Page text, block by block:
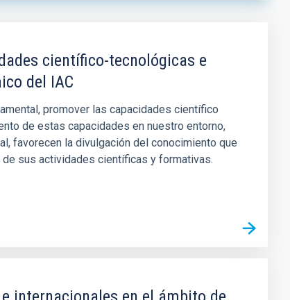
científico-tecnológicas e
del IAC
promover las capacidades científico
de estas capacidades en nuestro entorno,
favorecen la divulgación del conocimiento que
de sus actividades científicas y formativas.